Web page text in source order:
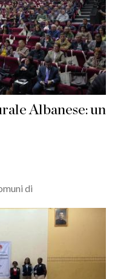
Albanese: un
di